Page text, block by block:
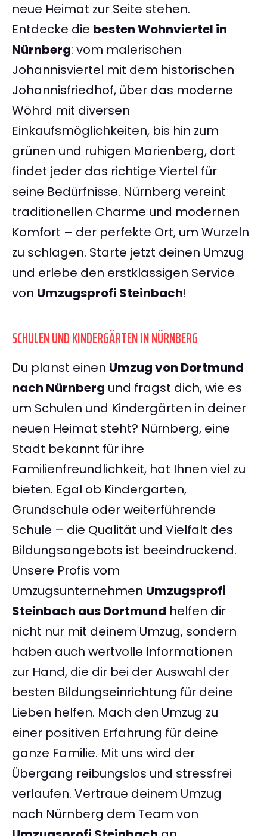
neue Heimat zur Seite stehen.
Entdecke die besten Wohnviertel in
Nürnberg: vom malerischen
Johannisviertel mit dem historischen
Johannisfriedhof, über das moderne
Wöhrd mit diversen
Einkaufsmöglichkeiten, bis hin zum
grünen und ruhigen Marienberg, dort
findet jeder das richtige Viertel für
seine Bedürfnisse. Nürnberg vereint
traditionellen Charme und modernen
Komfort – der perfekte Ort, um Wurzeln
zu schlagen. Starte jetzt deinen Umzug
und erlebe den erstklassigen Service
von Umzugsprofi Steinbach!
SCHULEN UND KINDERGÄRTEN IN NÜRNBERG
Du planst einen Umzug von Dortmund
nach Nürnberg und fragst dich, wie es
um Schulen und Kindergärten in deiner
neuen Heimat steht? Nürnberg, eine
Stadt bekannt für ihre
Familienfreundlichkeit, hat Ihnen viel zu
bieten. Egal ob Kindergarten,
Grundschule oder weiterführende
Schule – die Qualität und Vielfalt des
Bildungsangebots ist beeindruckend.
Unsere Profis vom
Umzugsunternehmen Umzugsprofi
Steinbach aus Dortmund helfen dir
nicht nur mit deinem Umzug, sondern
haben auch wertvolle Informationen
zur Hand, die dir bei der Auswahl der
besten Bildungseinrichtung für deine
Lieben helfen. Mach den Umzug zu
einer positiven Erfahrung für deine
ganze Familie. Mit uns wird der
Übergang reibungslos und stressfrei
verlaufen. Vertraue deinem Umzug
nach Nürnberg dem Team von